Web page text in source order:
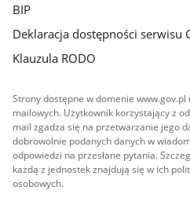
BIP
Deklaracja dostępności serwisu
Klauzula RODO
Strony dostępne w domenie
mailowych. Użytkownik korzystający z
mail zgadza się na przetwarzanie jego
dobrowolnie podanych danych w
odpowiedzi na przesłane pytania.
każdą z jednostek znajdują się w ich
osobowych.